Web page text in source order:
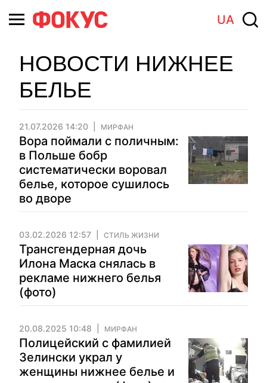
UA
НОВОСТИ НИЖНЕЕ
БЕЛЬЕ
21.07.2026 14:20 МИРФАН
Вора поймали с поличным:
в Польше бобр
систематически воровал
белье, которое сушилось
во дворе
03.02.2026 12:57 СТИЛЬ ЖИЗНИ
Трансгендерная дочь
Илона Маска снялась в
рекламе нижнего белья
(фото)
20.08.2025 10:48 МИРФАН
Полицейский с фамилией
Зелински украл у
женщины нижнее белье и